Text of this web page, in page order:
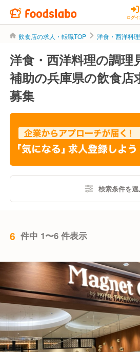
ログイ
飲食店の求人・転職TOP 洋食・西洋料理
洋食・西洋料理の調理
補助の兵庫県の飲食店
募集
検索条件を選
6 件中 1〜6 件表示